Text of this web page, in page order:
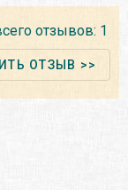
отзывов: 1
ОТЗЫВ >>